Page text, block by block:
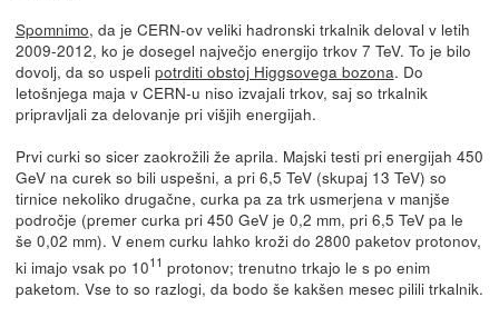
Spomnimo, da je CERN-ov veliki hadronski trkalnik deloval v letih
2009-2012, ko je dosegel največjo energijo trkov 7 TeV. To je bilo
dovolj, da so uspeli potrditi obstoj Higgsovega bozona. Do
letošnjega maja v CERN-u niso izvajali trkov, saj so trkalnik
pripravljali za delovanje pri višjih energijah.
Prvi curki so sicer zaokrožili že aprila. Majski testi pri energijah 450
GeV na curek so bili uspešni, a pri 6,5 TeV (skupaj 13 TeV) so
tirnice nekoliko drugačne, curka pa za trk usmerjena v manjše
področje (premer curka pri 450 GeV je 0,2 mm, pri 6,5 TeV pa le
še 0,02 mm). V enem curku lahko kroži do 2800 paketov protonov,
ki imajo vsak po 1011 protonov; trenutno trkajo le s po enim
paketom. Vse to so razlogi, da bodo še kakšen mesec pilili trkalnik.